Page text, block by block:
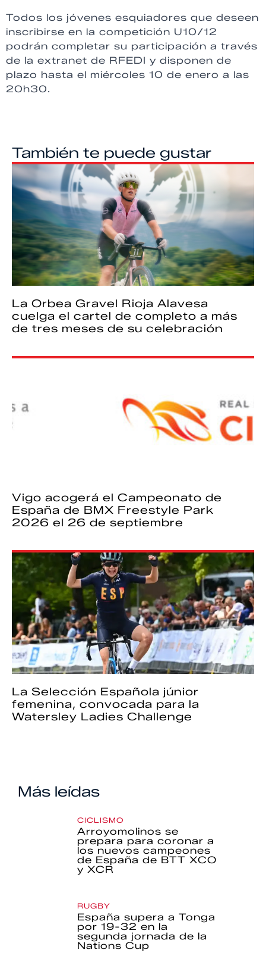
Todos los jóvenes esquiadores que deseen
inscribirse en la competición U10/12
podrán completar su participación a través
de la extranet de RFEDI y disponen de
plazo hasta el miércoles 10 de enero a las
20h30.
También te puede gustar
La Orbea Gravel Rioja Alavesa
cuelga el cartel de completo a más
de tres meses de su celebración
Vigo acogerá el Campeonato de
España de BMX Freestyle Park
2026 el 26 de septiembre
La Selección Española júnior
femenina, convocada para la
Watersley Ladies Challenge
Más leídas
CICLISMO
Arroyomolinos se
prepara para coronar a
los nuevos campeones
de España de BTT XCO
y XCR
RUGBY
España supera a Tonga
por 19-32 en la
segunda jornada de la
Nations Cup